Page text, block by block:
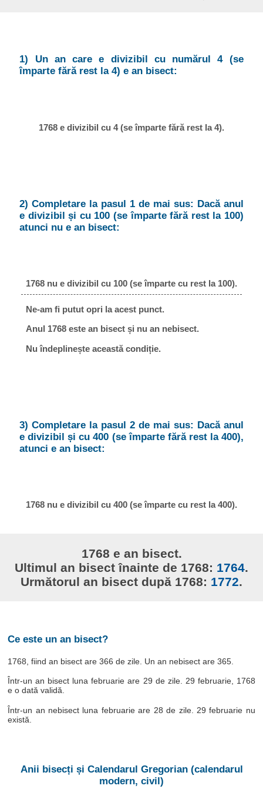
1) Un an care e divizibil cu numărul 4 (se
împarte fără rest la 4) e an bisect:
1768 e divizibil cu 4 (se împarte fără rest la 4).
2) Completare la pasul 1 de mai sus: Dacă anul
e divizibil și cu 100 (se împarte fără rest la 100)
atunci nu e an bisect:
1768 nu e divizibil cu 100 (se împarte cu rest la 100).
Ne-am fi putut opri la acest punct.
Anul 1768 este an bisect și nu an nebisect.
Nu îndeplinește această condiție.
3) Completare la pasul 2 de mai sus: Dacă anul
e divizibil și cu 400 (se împarte fără rest la 400),
atunci e an bisect:
1768 nu e divizibil cu 400 (se împarte cu rest la 400).
1768 e an bisect.
Ultimul an bisect înainte de 1768: 1764.
Următorul an bisect după 1768: 1772.
Ce este un an bisect?
1768, fiind an bisect are 366 de zile. Un an nebisect are 365.
Într-un an bisect luna februarie are 29 de zile. 29 februarie, 1768
e o dată validă.
Într-un an nebisect luna februarie are 28 de zile. 29 februarie nu
există.
Anii bisecți și Calendarul Gregorian (calendarul
modern, civil)